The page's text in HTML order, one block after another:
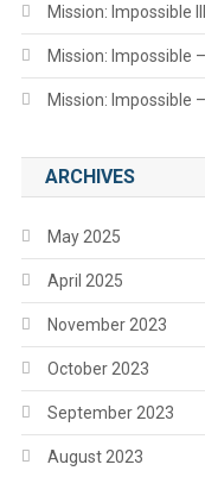
Mission: Impossible
Mission: Impossible
Mission: Impossible
ARCHIVES
May 2025
April 2025
November 2023
October 2023
September 2023
August 2023